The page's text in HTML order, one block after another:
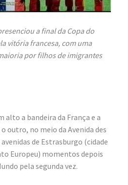
a final da Copa do
vitória francesa, com uma
por filhos de imigrantes
alto a bandeira da França e a
outro, no meio da Avenida des
de Estrasburgo (cidade
Europeu) momentos depois
pela segunda vez.